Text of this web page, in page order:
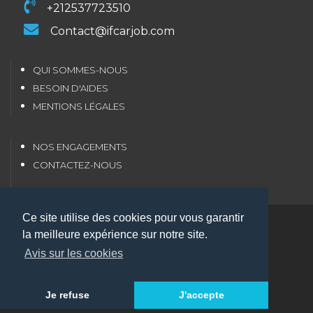
Ce site utilise des cookies pour vous garantir
la meilleure expérience sur notre site.
Avis sur les cookies
Je refuse J'accepte
+212537723510
Contact@ifcarjob.com
QUI SOMMES-NOUS
BESOIN D'AIDES
MENTIONS LÉGALES
NOS ENGAGEMENTS
CONTACTEZ-NOUS
Copyright 2026 IFCARJOB.all rights reserved
JOB COACHING
ACCUEIL